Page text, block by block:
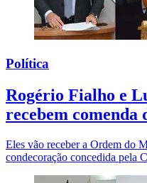
Política
Rogério Fialho e
recebem comenda
Eles vão receber a Ordem do
condecoração concedida pela